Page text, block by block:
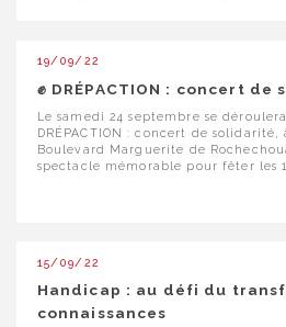
19/09/22
✊ DRÉPACTION : concert
Le samedi 24 septembre se
DRÉPACTION : concert de solidarité,
Boulevard Marguerite de
spectacle mémorable pour fêter les
15/09/22
Handicap : au défi du
connaissances